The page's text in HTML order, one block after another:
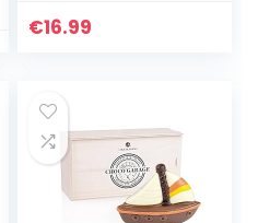
Telefoon, Handtas
€16.99